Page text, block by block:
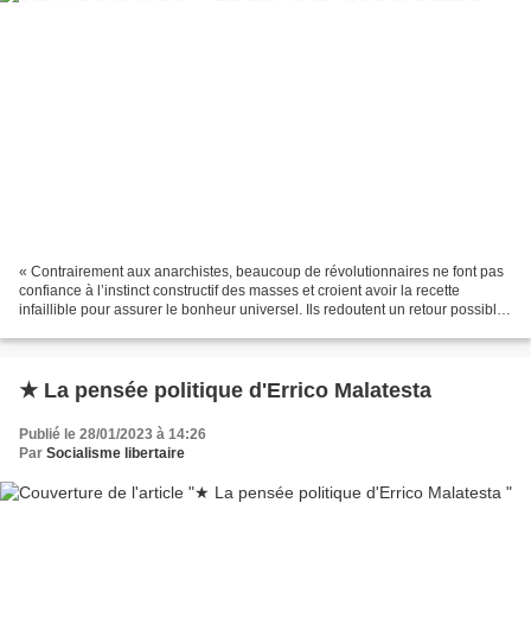
« Contrairement aux anarchistes, beaucoup de révolutionnaires ne font pas
confiance à l’instinct constructif des masses et croient avoir la recette
infaillible pour assurer le bonheur universel. Ils redoutent un retour possible
★ La pensée politique d'Errico Malatesta
Publié le 28/01/2023 à 14:26
Par Socialisme libertaire